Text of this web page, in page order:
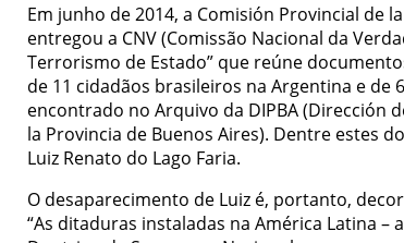
Em junho de 2014, a Comisión Provincial de
entregou a CNV (Comissão Nacional da
Terrorismo de Estado” que reúne
de 11 cidadãos brasileiros na Argentina e de
encontrado no Arquivo da DIPBA (Dirección
la Provincia de Buenos Aires). Dentre estes
Luiz Renato do Lago Faria.
O desaparecimento de Luiz é, portanto,
“As ditaduras instaladas na América Latina –